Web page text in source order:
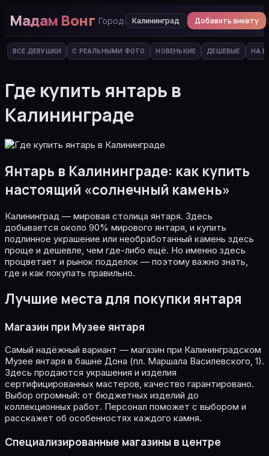
Мадам Вонг Город: Калининград Добавить анкету
ВСЕ ДЕВУШКИ С РЕАЛЬНЫМИ ФОТО НОВЕНЬКИЕ ДЕШЕВЫЕ НА
Где купить янтарь в
Калининграде
Янтарь в Калининграде: как купить
настоящий «солнечный камень»
Калининград — мировая столица янтаря. Здесь
добывается около 90% мирового янтаря, и купить
подлинное украшение или необработанный камень здесь
проще и дешевле, чем где-либо ещё. Но именно здесь
процветает и рынок подделок — поэтому важно знать,
где и как покупать правильно.
Лучшие места для покупки янтаря
Магазин при Музее янтаря
Самый надёжный вариант — магазин при Калининградском
Музее янтаря в башне Дона (пл. Маршала Василевского, 1).
Здесь продаются украшения и изделия
сертифицированных мастеров, качество гарантировано.
Выбор огромный: от бюджетных изделий до
коллекционных работ. Персонал поможет с выбором и
расскажет об особенностях каждого камня.
Специализированные магазины в центре